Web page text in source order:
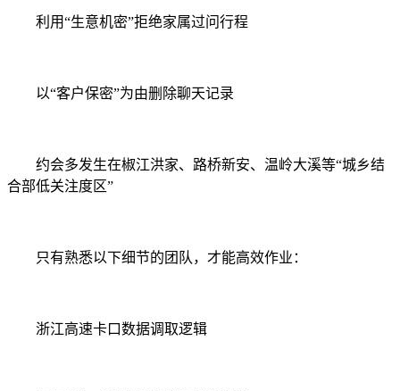
利用“生意机密”拒绝家属过问行程
以“客户保密”为由删除聊天记录
约会多发生在椒江洪家、路桥新安、温岭大溪等“城乡结
合部低关注度区”
只有熟悉以下细节的团队，才能高效作业：
浙江高速卡口数据调取逻辑